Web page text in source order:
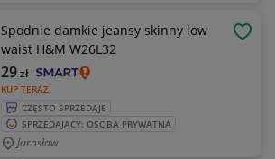
Spodnie damkie jeansy skinny low
waist H&M W26L32
KUP TERAZ
29zł
CZĘSTO SPRZEDAJE
SPRZEDAJĄCY: OSOBA PRYWATNA
Jarosław